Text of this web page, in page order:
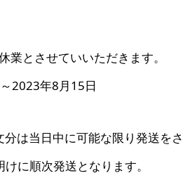
業とさせていいただきます。
2023年8月15日
分は当日中に可能な限り発送をさ
に順次発送となります。